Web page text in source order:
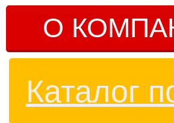
О
Каталог